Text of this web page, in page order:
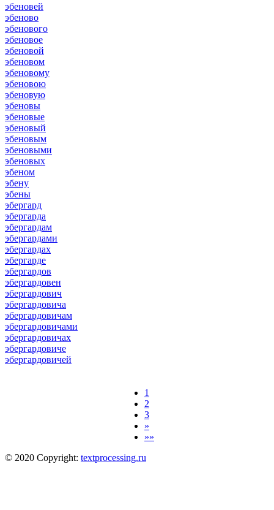
эбеновей
эбеново
эбенового
эбеновое
эбеновой
эбеновом
эбеновому
эбеновою
эбеновую
эбеновы
эбеновые
эбеновый
эбеновым
эбеновыми
эбеновых
эбеном
эбену
эбены
эбергард
эбергарда
эбергардам
эбергардами
эбергардах
эбергарде
эбергардов
эбергардовен
эбергардович
эбергардовича
эбергардовичам
эбергардовичами
эбергардовичах
эбергардовиче
эбергардовичей
1
2
3
»
»»
© 2020 Copyright: textprocessing.ru